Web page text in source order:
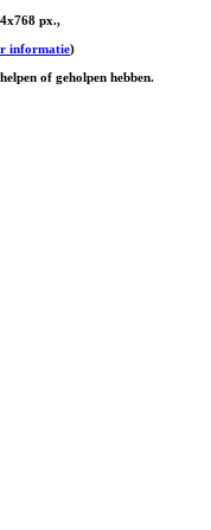
px.,
informatie)
of geholpen hebben.